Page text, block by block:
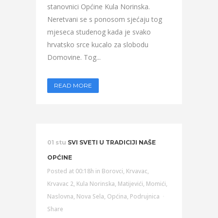
stanovnici Općine Kula Norinska.
Neretvani se s ponosom sjećaju tog
mjeseca studenog kada je svako
hrvatsko srce kucalo za slobodu
Domovine. Tog...
READ MORE
01 stu SVI SVETI U TRADICIJI NAŠE
OPĆINE
Posted at 00:18h in Borovci, Krvavac,
Krvavac 2, Kula Norinska, Matijevići, Momići,
Naslovna, Nova Sela, Općina, Podrujnica
Share